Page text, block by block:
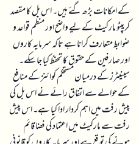
کے امکانات بڑھ گئے ہیں۔ اس بل کا مقصد
کریپٹو مارکیٹ کے لیے واضح اور منظم قواعد و
ضوابط متعارف کرانا ہے تاکہ سرمایہ کاروں
اور صارفین کے حقوق کا تحفظ کیا جا سکے۔
سینیٹرز کے درمیان مستحکم کوائنز کے منافع
کے حوالے سے اتفاق رائے نے اس بل کی
پیش رفت میں اہم کردار ادا کیا ہے۔ اس پیش
رفت سے مارکیٹ میں اعتماد کی فضا قائم